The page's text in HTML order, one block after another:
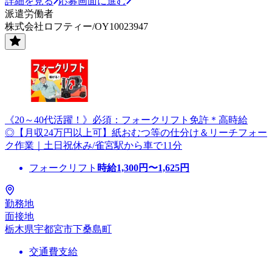
派遣労働者
株式会社ロフティー/OY10023947
《20～40代活躍！》必須：フォークリフト免許＊高時給
◎【月収24万円以上可】紙おむつ等の仕分け＆リーチフォー
ク作業｜土日祝休み/雀宮駅から車で11分
フォークリフト 時給1,300円〜1,625円
勤務地
面接地
栃木県宇都宮市下桑島町
交通費支給